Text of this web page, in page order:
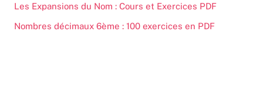
Les Expansions du Nom : Cours et Exercices PDF
Nombres décimaux 6ème : 100 exercices en PDF